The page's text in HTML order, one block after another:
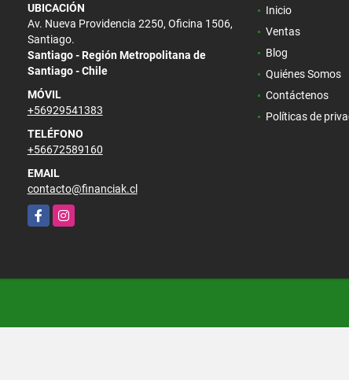
UBICACIÓN
Av. Nueva Providencia 2250, Oficina 1506,
Santiago.
Santiago - Región Metropolitana de
Santiago - Chile
MÓVIL
+56929541383
TELÉFONO
+56672589160
EMAIL
contacto@financiak.cl
FacebookInstagram
Inicio
Ventas
Blog
Quiénes Somos
Contáctenos
Políticas de